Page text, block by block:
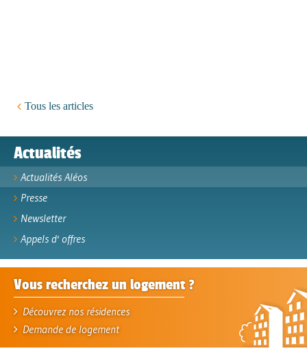
Tous les articles
Actualités
Actualités Aléos
Presse
Newsletter
Appels d' offres
Vous recherchez un logement ?
Découvrez nos résidences
Demande de logement